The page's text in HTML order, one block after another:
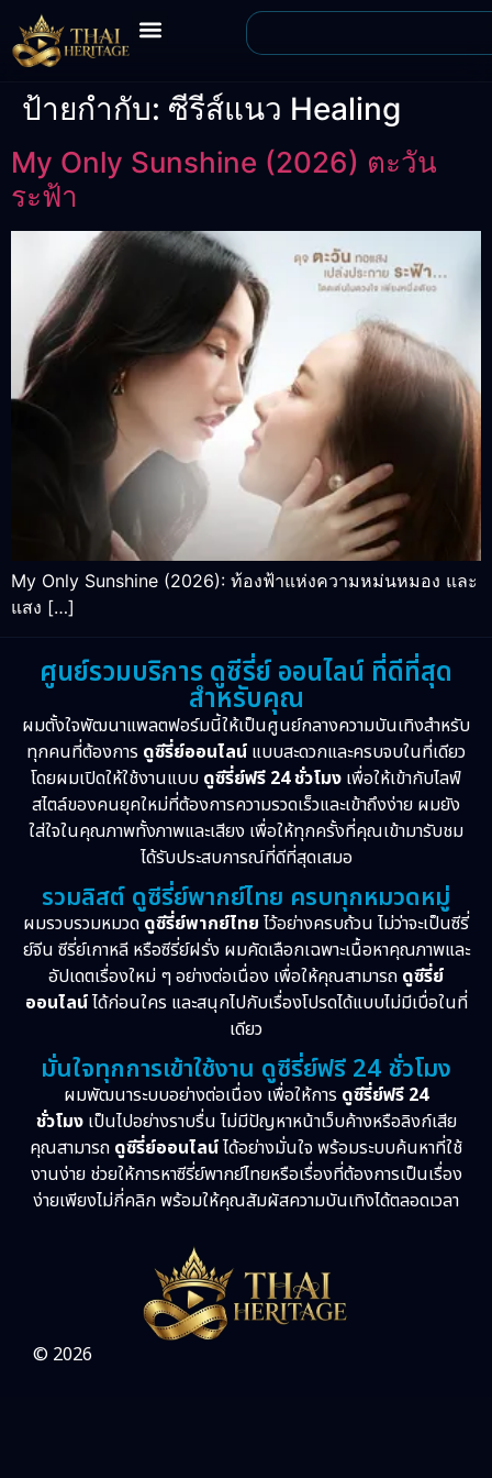
ป้ายกำกับ: ซีรีส์แนว Healing
My Only Sunshine (2026) ตะวัน
ระฟ้า
My Only Sunshine (2026): ท้องฟ้าแห่งความหม่นหมอง และ
แสง […]
ศูนย์รวมบริการ ดูซีรี่ย์ ออนไลน์ ที่ดีที่สุด
สำหรับคุณ
ผมตั้งใจพัฒนาแพลตฟอร์มนี้ให้เป็นศูนย์กลางความบันเทิงสำหรับ
ทุกคนที่ต้องการ ดูซีรี่ย์ออนไลน์ แบบสะดวกและครบจบในที่เดียว
โดยผมเปิดให้ใช้งานแบบ ดูซีรี่ย์ฟรี 24 ชั่วโมง เพื่อให้เข้ากับไลฟ์
สไตล์ของคนยุคใหม่ที่ต้องการความรวดเร็วและเข้าถึงง่าย ผมยัง
ใส่ใจในคุณภาพทั้งภาพและเสียง เพื่อให้ทุกครั้งที่คุณเข้ามารับชม
ได้รับประสบการณ์ที่ดีที่สุดเสมอ
รวมลิสต์ ดูซีรี่ย์พากย์ไทย ครบทุกหมวดหมู่
ผมรวบรวมหมวด ดูซีรี่ย์พากย์ไทย ไว้อย่างครบถ้วน ไม่ว่าจะเป็นซีรี่
ย์จีน ซีรี่ย์เกาหลี หรือซีรี่ย์ฝรั่ง ผมคัดเลือกเฉพาะเนื้อหาคุณภาพและ
อัปเดตเรื่องใหม่ ๆ อย่างต่อเนื่อง เพื่อให้คุณสามารถ ดูซีรี่ย์
ออนไลน์ได้ก่อนใคร และสนุกไปกับเรื่องโปรดได้แบบไม่มีเบื่อในที่
เดียว
มั่นใจทุกการเข้าใช้งาน ดูซีรี่ย์ฟรี 24 ชั่วโมง
ผมพัฒนาระบบอย่างต่อเนื่อง เพื่อให้การ ดูซีรี่ย์ฟรี 24
ชั่วโมงเป็นไปอย่างราบรื่น ไม่มีปัญหาหน้าเว็บค้างหรือลิงก์เสีย
คุณสามารถ ดูซีรี่ย์ออนไลน์ได้อย่างมั่นใจ พร้อมระบบค้นหาที่ใช้
งานง่าย ช่วยให้การหาซีรี่ย์พากย์ไทยหรือเรื่องที่ต้องการเป็นเรื่อง
ง่ายเพียงไม่กี่คลิก พร้อมให้คุณสัมผัสความบันเทิงได้ตลอดเวลา
© 2026